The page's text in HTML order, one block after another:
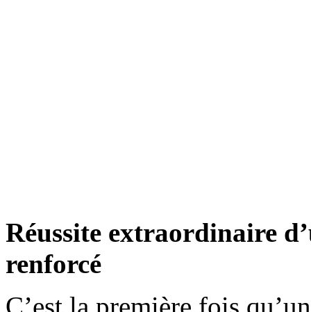
Réussite extraordinaire
renforcé
C’est la première fois